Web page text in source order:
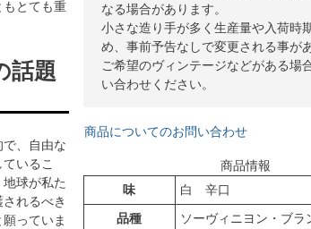
もとても重
話題
で、自由な
いるこ
球が私た
れるべき
っていま
なる場合があります。
小さな造り手が多く生産量や入荷時
め、事前予告なしで変更される事が
ご希望のヴィンテージなどがある場
い合わせください。
商品についてのお問い合わせ
商品情報
味
白 辛口
品種
ソーヴィニヨン・ブラ